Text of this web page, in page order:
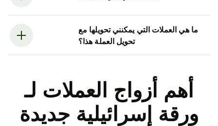
ما هي العملات التي يمكنني تحويلها مع
تحويل العملة هذا؟
أهم أزواج العملات لـ
ورقة إسرائيلية جديدة